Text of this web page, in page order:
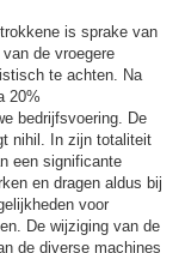
is sprake van
de vroegere
te achten. Na
20%
bedrijfsvoering. De
nihil. In zijn totaliteit
een significante
en dragen aldus bij
voor
De wijziging van de
de diverse machines